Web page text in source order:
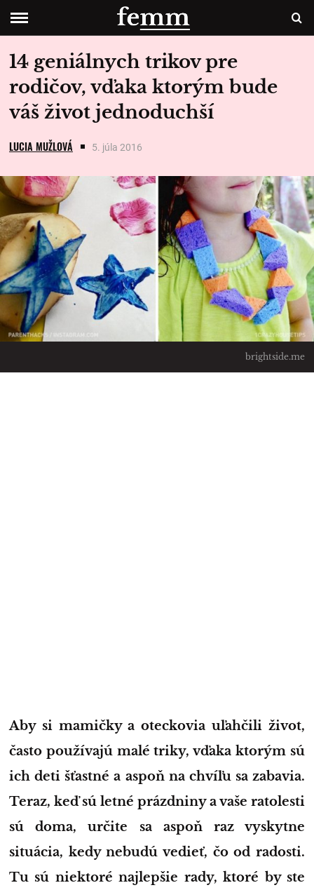
14 geniálnych trikov pre
rodičov, vďaka ktorým bude
váš život jednoduchší
LUCIA MUŽLOVÁ 5. júla 2016
brightside.me
Aby si mamičky a oteckovia uľahčili život,
často používajú malé triky, vďaka ktorým sú
ich deti šťastné a aspoň na chvíľu sa zabavia.
Teraz, keď sú letné prázdniny a vaše ratolesti
sú doma, určite sa aspoň raz vyskytne
situácia, kedy nebudú vedieť, čo od radosti.
Tu sú niektoré najlepšie rady, ktoré by ste